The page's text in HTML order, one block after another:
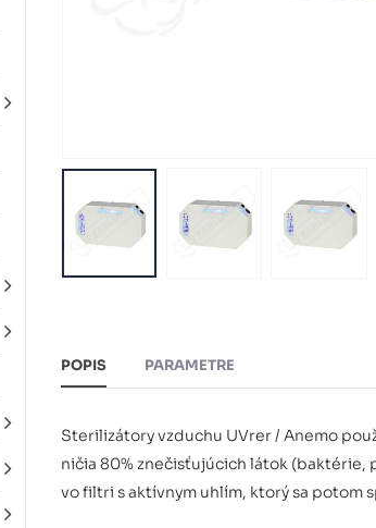
POPIS PARAMETRE
Sterilizátory vzduchu UVrer / Anemo
ničia 80% znečisťujúcich látok (baktérie,
vo filtri s aktívnym uhlím, ktorý sa potom